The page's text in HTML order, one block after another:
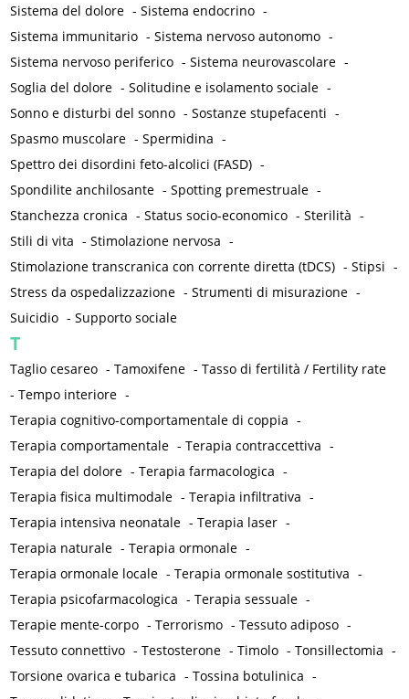
Sistema del dolore -Sistema endocrino -
Sistema immunitario -Sistema nervoso autonomo -
Sistema nervoso periferico -Sistema neurovascolare -
Soglia del dolore -Solitudine e isolamento sociale -
Sonno e disturbi del sonno -Sostanze stupefacenti -
Spasmo muscolare -Spermidina -
Spettro dei disordini feto-alcolici (FASD) -
Spondilite anchilosante -Spotting premestruale -
Stanchezza cronica -Status socio-economico -Sterilità -
Stili di vita -Stimolazione nervosa -
Stimolazione transcranica con corrente diretta (tDCS) -Stipsi -
Stress da ospedalizzazione -Strumenti di misurazione -
Suicidio -Supporto sociale
T
Taglio cesareo -Tamoxifene -Tasso di fertilità / Fertility rate
-Tempo interiore -
Terapia cognitivo-comportamentale di coppia -
Terapia comportamentale -Terapia contraccettiva -
Terapia del dolore -Terapia farmacologica -
Terapia fisica multimodale -Terapia infiltrativa -
Terapia intensiva neonatale -Terapia laser -
Terapia naturale -Terapia ormonale -
Terapia ormonale locale -Terapia ormonale sostitutiva -
Terapia psicofarmacologica -Terapia sessuale -
Terapie mente-corpo -Terrorismo -Tessuto adiposo -
Tessuto connettivo -Testosterone -Timolo -Tonsillectomia -
Torsione ovarica e tubarica -Tossina botulinica -